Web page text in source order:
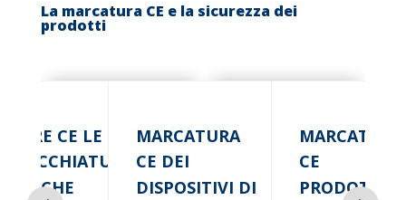
La marcatura CE e la sicurezza dei
prodotti
CE LE
MARCATURA
CE DEI
DISPOSITIVI DI
MARCATURA
CE
PRODOTTI